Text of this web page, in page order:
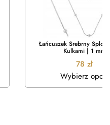
Łańcuszek Srebrny Splot
Kulkami | 1 mm
78 zł
Wybierz opcje